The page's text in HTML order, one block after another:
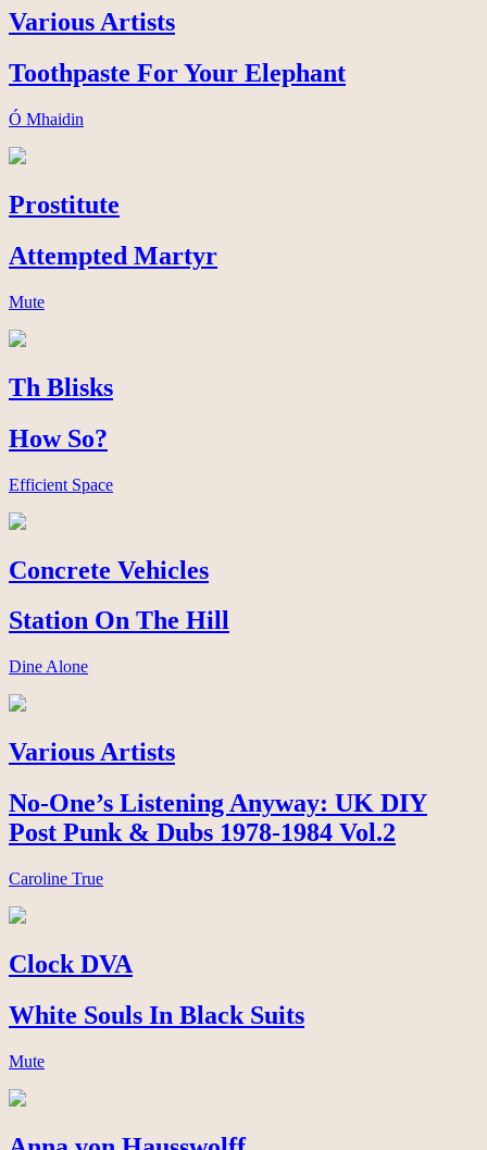
Various Artists
Toothpaste For Your Elephant
Ó Mhaidin
Prostitute
Attempted Martyr
Mute
Th Blisks
How So?
Efficient Space
Concrete Vehicles
Station On The Hill
Dine Alone
Various Artists
No-One’s Listening Anyway: UK DIY
Post Punk & Dubs 1978-1984 Vol.2
Caroline True
Clock DVA
White Souls In Black Suits
Mute